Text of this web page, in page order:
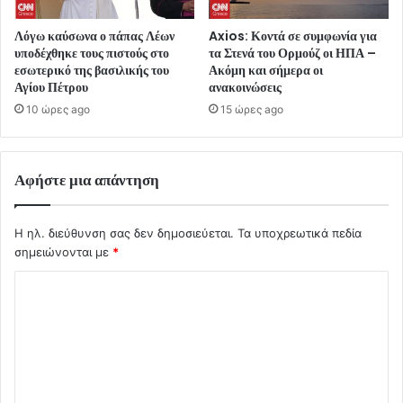
Λόγω καύσωνα ο πάπας Λέων
υποδέχθηκε τους πιστούς στο
εσωτερικό της βασιλικής του
Αγίου Πέτρου
10 ώρες ago
Axios: Κοντά σε συμφωνία για
τα Στενά του Ορμούζ οι ΗΠΑ –
Ακόμη και σήμερα οι
ανακοινώσεις
15 ώρες ago
Αφήστε μια απάντηση
Η ηλ. διεύθυνση σας δεν δημοσιεύεται. Τα υποχρεωτικά πεδία
σημειώνονται με *